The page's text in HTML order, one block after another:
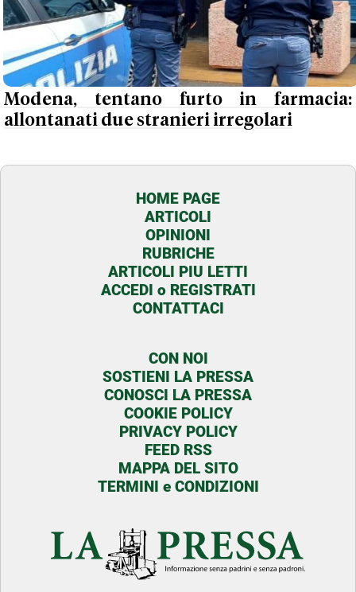
Modena, tentano furto in farmacia:
allontanati due stranieri irregolari
HOME PAGE
ARTICOLI
OPINIONI
RUBRICHE
ARTICOLI PIU LETTI
ACCEDI o REGISTRATI
CONTATTACI
CON NOI
SOSTIENI LA PRESSA
CONOSCI LA PRESSA
COOKIE POLICY
PRIVACY POLICY
FEED RSS
MAPPA DEL SITO
TERMINI e CONDIZIONI